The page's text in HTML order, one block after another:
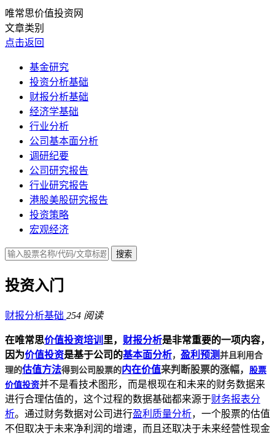
唯常思价值投资网
文章类别
点击返回
基金研究
投资分析基础
财报分析基础
经济学基础
行业分析
公司基本面分析
调研纪要
公司研究报告
行业研究报告
港股美股研究报告
投资策略
宏观经济
投资入门
财报分析基础 254 阅读
在唯常思价值投资培训 里， 财报分析是非常重要的一项内容，
因为价值投资是基于公司的基本面分析， 盈利预测并且利用合
理的估值方法得到公司股票的内在价值来判断股票的涨幅， 股票
价值投资并不是看技术图形，而是根现在和未来的财务数据来
进行合理估值的，这个过程的数据基础都来源于财务报表分
析。通过财务数据对公司进行盈利质量分析，一个股票的估值
不但取决于未来净利润的增速，而且还取决于未来经营性现金